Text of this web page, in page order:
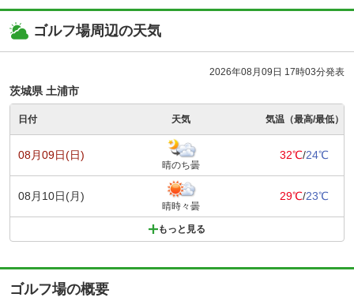
ゴルフ場周辺の天気
2026年08月09日 17時03分発表
茨城県 土浦市
日付 天気 気温（最高/最低）
08月09日(日)
晴のち曇
32℃/24℃
08月10日(月)
晴時々曇
29℃/23℃
もっと見る
ゴルフ場の概要